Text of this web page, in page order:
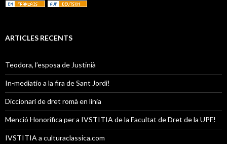
ARTICLES RECENTS
Teodora, l’esposa de Justinià
In-mediatio a la fira de Sant Jordi!
Diccionari de dret romà en línia
Menció Honorífica per a IVSTITIA de la Facultat de Dret de la UPF!
IVSTITIA a culturaclassica.com